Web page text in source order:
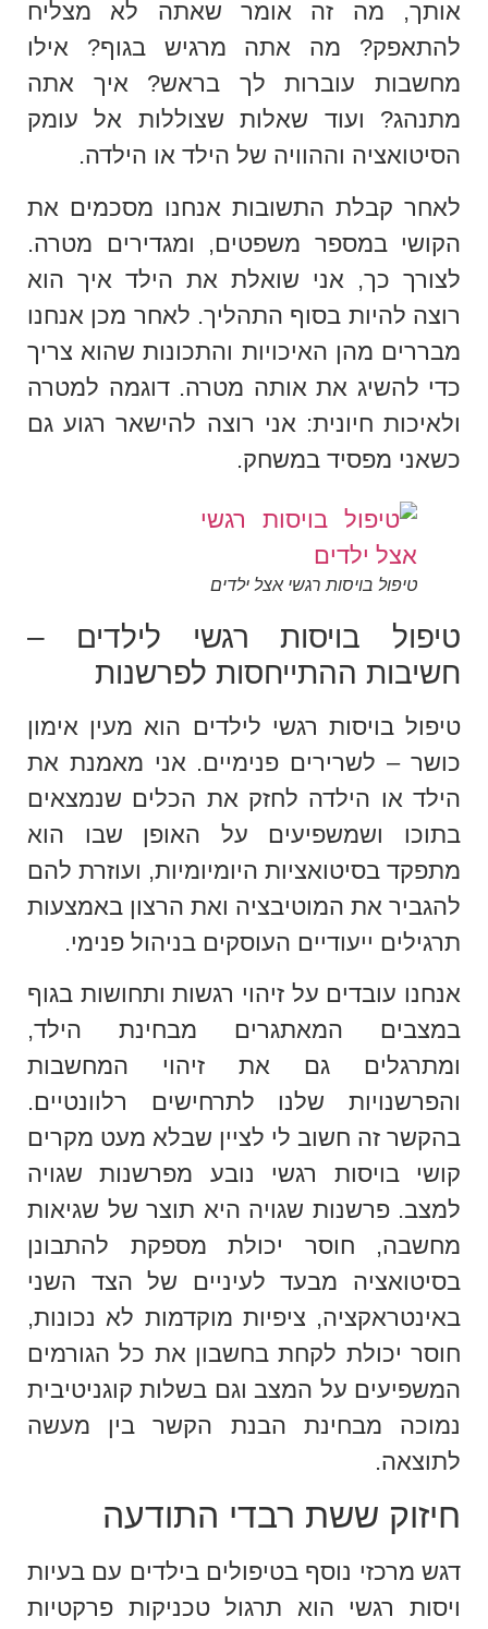
אותך, מה זה אומר שאתה לא מצליח
להתאפק? מה אתה מרגיש בגוף? אילו
מחשבות עוברות לך בראש? איך אתה
מתנהג? ועוד שאלות שצוללות אל עומק
הסיטואציה וההוויה של הילד או הילדה.
לאחר קבלת התשובות אנחנו מסכמים את
הקושי במספר משפטים, ומגדירים מטרה.
לצורך כך, אני שואלת את הילד איך הוא
רוצה להיות בסוף התהליך. לאחר מכן אנחנו
מבררים מהן האיכויות והתכונות שהוא צריך
כדי להשיג את אותה מטרה. דוגמה למטרה
ולאיכות חיונית: אני רוצה להישאר רגוע גם
כשאני מפסיד במשחק.
טיפול בויסות רגשי אצל ילדים
טיפול בויסות רגשי לילדים –
חשיבות ההתייחסות לפרשנות
טיפול בויסות רגשי לילדים הוא מעין אימון
כושר – לשרירים פנימיים. אני מאמנת את
הילד או הילדה לחזק את הכלים שנמצאים
בתוכו ושמשפיעים על האופן שבו הוא
מתפקד בסיטואציות היומיומיות, ועוזרת להם
להגביר את המוטיבציה ואת הרצון באמצעות
תרגילים ייעודיים העוסקים בניהול פנימי.
אנחנו עובדים על זיהוי רגשות ותחושות בגוף
במצבים המאתגרים מבחינת הילד,
ומתרגלים גם את זיהוי המחשבות
והפרשנויות שלנו לתרחישים רלוונטיים.
בהקשר זה חשוב לי לציין שבלא מעט מקרים
קושי בויסות רגשי נובע מפרשנות שגויה
למצב. פרשנות שגויה היא תוצר של שגיאות
מחשבה, חוסר יכולת מספקת להתבונן
בסיטואציה מבעד לעיניים של הצד השני
באינטראקציה, ציפיות מוקדמות לא נכונות,
חוסר יכולת לקחת בחשבון את כל הגורמים
המשפיעים על המצב וגם בשלות קוגניטיבית
נמוכה מבחינת הבנת הקשר בין מעשה
לתוצאה.
חיזוק ששת רבדי התודעה
דגש מרכזי נוסף בטיפולים בילדים עם בעיות
ויסות רגשי הוא תרגול טכניקות פרקטיות